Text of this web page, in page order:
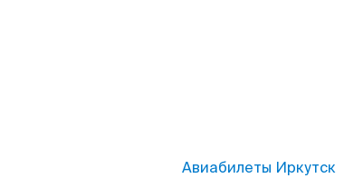
Авиабилеты Иркутск